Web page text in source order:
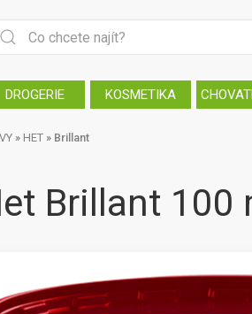
DROGERIE KOSMETIKA
» HET » Brillant
Brillant 100